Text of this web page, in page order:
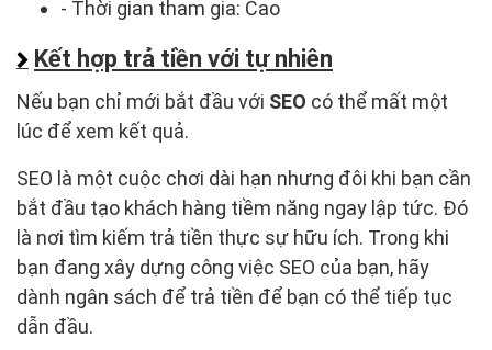
- Thời gian tham gia: Cao
Kết hợp trả tiền với tự nhiên
Nếu bạn chỉ mới bắt đầu với SEO có thể mất một
lúc để xem kết quả.
SEO là một cuộc chơi dài hạn nhưng đôi khi bạn cần
bắt đầu tạo khách hàng tiềm năng ngay lập tức. Đó
là nơi tìm kiếm trả tiền thực sự hữu ích. Trong khi
bạn đang xây dựng công việc SEO của bạn, hãy
dành ngân sách để trả tiền để bạn có thể tiếp tục
dẫn đầu.